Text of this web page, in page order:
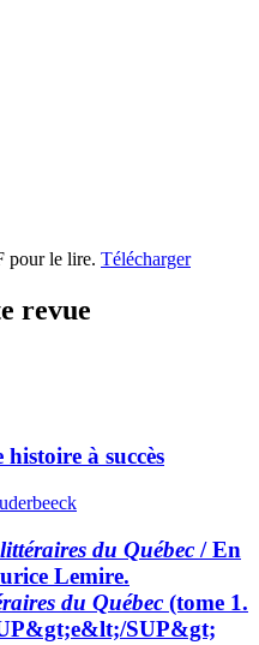
pour le lire. Télécharger
revue
à succès
du Québec / En
Lemire.
du Québec (tome 1.
SUP&gt;